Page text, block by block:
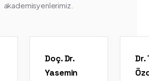
akademisyenlerimiz.
Doç. Dr.
Yasemin
Dr.